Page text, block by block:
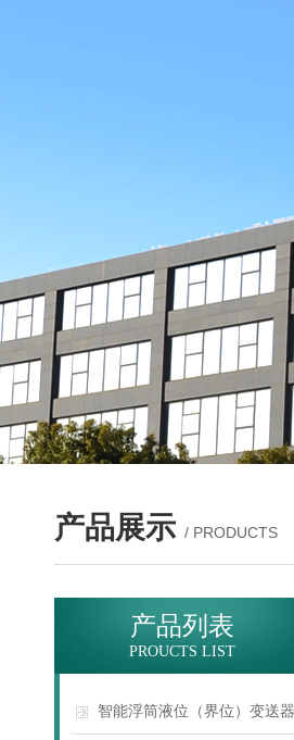
产品展示 / PRODUCTS
产品列表
PROUCTS LIST
智能浮筒液位（界位）变送器